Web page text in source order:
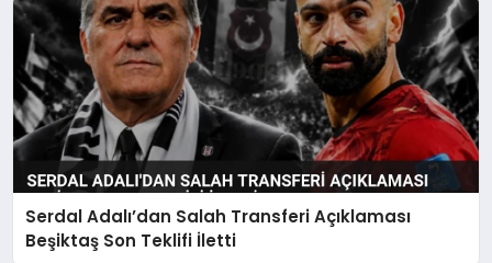
Serdal Adalı’dan Salah Transferi Açıklaması
Beşiktaş Son Teklifi İletti